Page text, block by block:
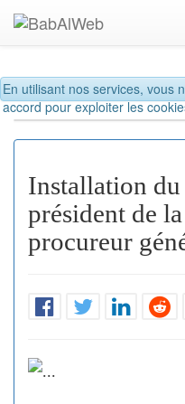
En utilisant nos services, vous
accord pour exploiter les
Installation du
président de
procureur